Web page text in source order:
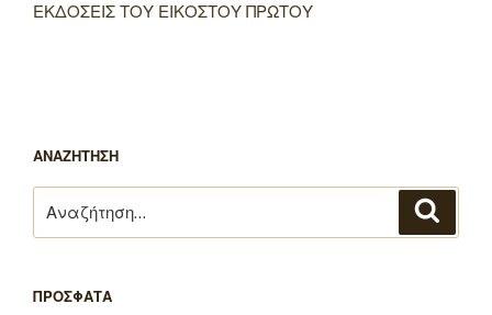
ΕΚΔΟΣΕΙΣ ΤΟΥ ΕΙΚΟΣΤΟΥ ΠΡΩΤΟΥ
ΑΝΑΖΗΤΗΣΗ
για:
ΠΡΟΣΦΑΤΑ